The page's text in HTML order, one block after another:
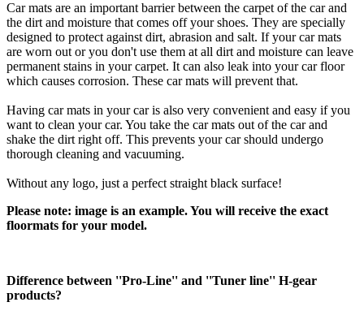
Car mats are an important barrier between the carpet of the car and
the dirt and moisture that comes off your shoes. They are specially
designed to protect against dirt, abrasion and salt. If your car mats
are worn out or you don't use them at all dirt and moisture can leave
permanent stains in your carpet. It can also leak into your car floor
which causes corrosion. These car mats will prevent that.
Having car mats in your car is also very convenient and easy if you
want to clean your car. You take the car mats out of the car and
shake the dirt right off. This prevents your car should undergo
thorough cleaning and vacuuming.
Without any logo, just a perfect straight black surface!
Please note: image is an example. You will receive the exact
floormats for your model.
Difference between ''Pro-Line'' and ''Tuner line'' H-gear
products?